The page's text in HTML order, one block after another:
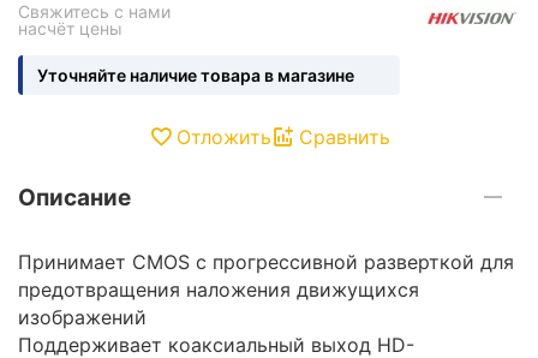
Свяжитесь с нами
насчёт цены
Уточняйте наличие товара в магазине
Отложить Сравнить
Описание
Принимает CMOS с прогрессивной разверткой для
предотвращения наложения движущихся
изображений
Поддерживает коаксиальный выход HD-